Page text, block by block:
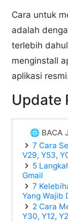
Cara untuk
adalah
terlebih
menginstall
aplikasi
Update
🌐 BACA
7 Cara
V29, Y53,
5
Gmail
7
Yang Wajib
2 Cara
Y30, Y12,